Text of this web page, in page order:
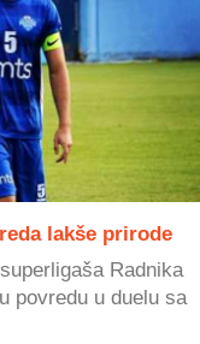
lakše prirode
Radnika
povredu u duelu sa